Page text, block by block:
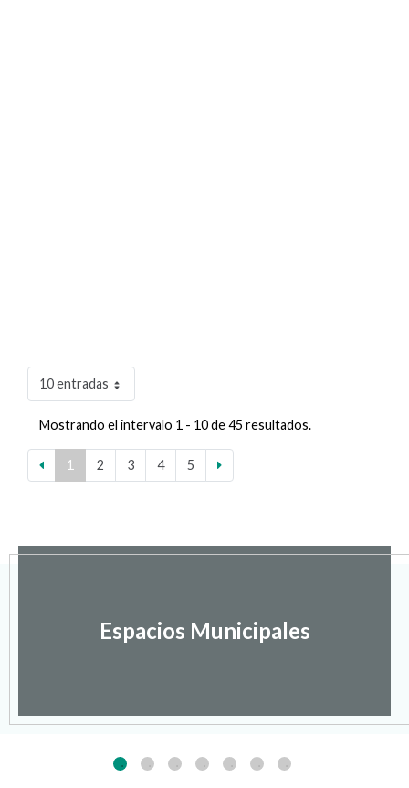
10 entradas
Mostrando el intervalo 1 - 10 de 45 resultados.
1 2 3 4 5
Espacios Municipales